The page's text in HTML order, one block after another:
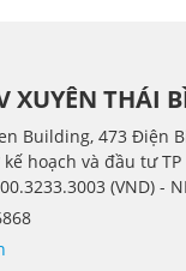
XUYÊN THÁI
Building, 473 Điện
hoạch và đầu tư
(VND) -